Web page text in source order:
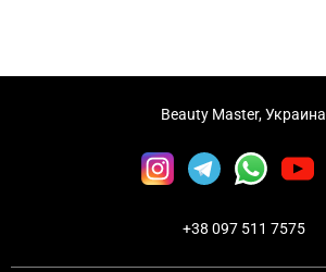
Beauty Master, Украина
+38 097 511 7575